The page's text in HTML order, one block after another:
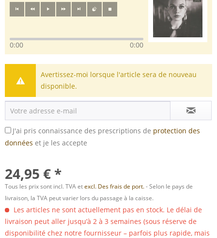
0:00 0:00
Avertissez-moi lorsque l'article sera de nouveau
disponible.
J'ai pris connaissance des prescriptions de protection des
données et je les accepte
24,95 € *
Tous les prix sont incl. TVA etexcl. Des frais de port.- Selon le pays de
livraison, la TVA peut varier lors du passage à la caisse.
Les articles ne sont actuellement pas en stock. Le délai de
livraison peut aller jusqu’à 2 à 3 semaines (sous réserve de
disponibilité chez notre fournisseur – parfois plus rapide, mais